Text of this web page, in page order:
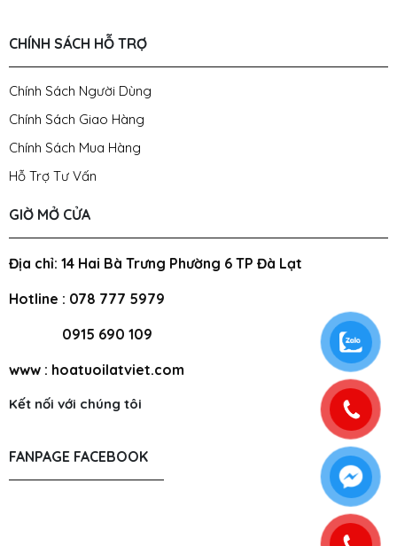
CHÍNH SÁCH HỖ TRỢ
Chính Sách Người Dùng
Chính Sách Giao Hàng
Chính Sách Mua Hàng
Hỗ Trợ Tư Vấn
GIỜ MỞ CỬA
Địa chỉ: 14 Hai Bà Trưng Phường 6 TP Đà Lạt
Hotline : 078 777 5979
0915 690 109
www : hoatuoilatviet.com
Kết nối với chúng tôi
FANPAGE FACEBOOK